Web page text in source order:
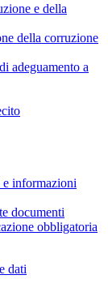
e della
della corruzione
adeguamento a
e informazioni
documenti
obbligatoria
dati